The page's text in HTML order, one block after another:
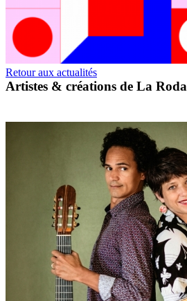
Retour aux actualités
Artistes & créations de La Roda